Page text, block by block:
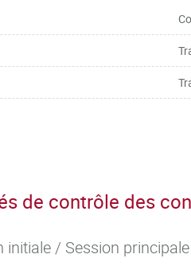
de contrôle des
initiale / Session principale